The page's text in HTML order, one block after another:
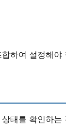
하여 설정해
태를 확인하는